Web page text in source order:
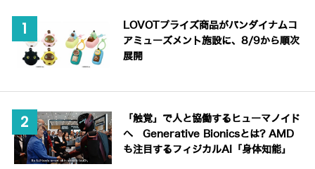
LOVOTプライズ商品がバンダイナムコ
アミューズメント施設に、8/9から順次
展開
「触覚」で人と協働するヒューマノイド
へ Generative Bionicsとは? AMD
も注目するフィジカルAI「身体知能」